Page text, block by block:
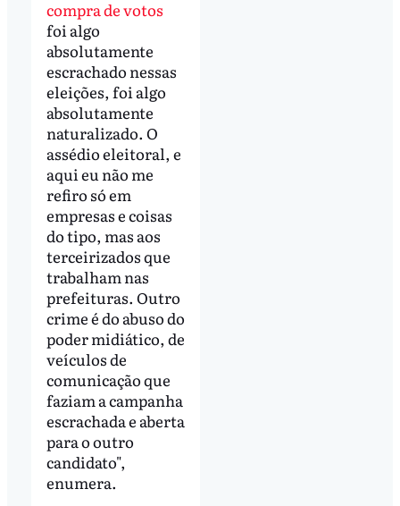
compra de votos
foi algo
absolutamente
escrachado nessas
eleições, foi algo
absolutamente
naturalizado. O
assédio eleitoral, e
aqui eu não me
refiro só em
empresas e coisas
do tipo, mas aos
terceirizados que
trabalham nas
prefeituras. Outro
crime é do abuso do
poder midiático, de
veículos de
comunicação que
faziam a campanha
escrachada e aberta
para o outro
candidato",
enumera.